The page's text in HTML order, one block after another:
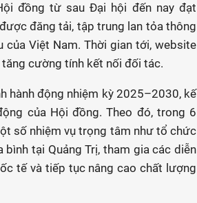
đồng từ sau Đại hội đến nay đạt
đăng tải, tập trung lan tỏa thông
Việt Nam. Thời gian tới, website
cường tính kết nối đối tác.
hành động nhiệm kỳ 2025–2030, kế
của Hội đồng. Theo đó, trong 6
số nhiệm vụ trọng tâm như tổ chức
tại Quảng Trị, tham gia các diễn
tế và tiếp tục nâng cao chất lượng